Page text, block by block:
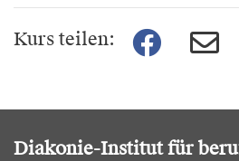
Kurs teilen:
Diakonie-Institut für